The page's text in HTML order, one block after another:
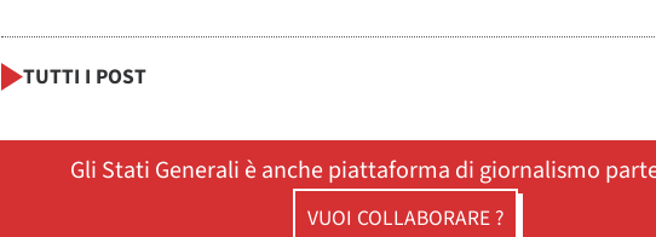
TUTTI I POST
Gli Stati Generali è anche piattaforma di giornalismo
VUOI COLLABORARE ?